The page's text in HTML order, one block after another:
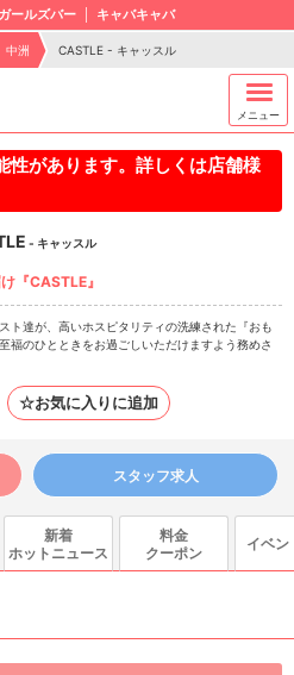
ールズバー キャバキャバ
中洲 CASTLE - キャッスル
メニュー
性があります。詳しくは店舗様
- キャッスル
『CASTLE』
ト達が、高いホスピタリティの洗練された『おも
福のひとときをお過ごしいただけますよう務めさ
☆お気に入りに追加
スタッフ求人
新着
ホットニュース
料金
クーポン
イベン